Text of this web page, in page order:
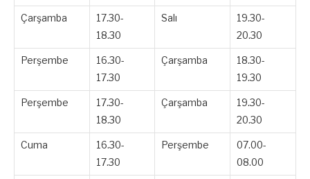
Çarşamba
17.30-
18.30
Salı
19.30-
20.30
Perşembe
16.30-
17.30
Çarşamba
18.30-
19.30
Perşembe
17.30-
18.30
Çarşamba
19.30-
20.30
Cuma
16.30-
17.30
Perşembe
07.00-
08.00